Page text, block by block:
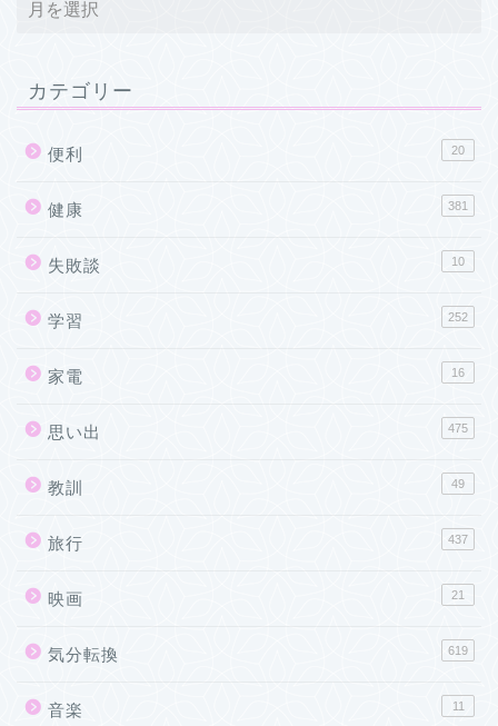
カテゴリー
便利 20
健康 381
失敗談 10
学習 252
家電 16
思い出 475
教訓 49
旅行 437
映画 21
気分転換 619
音楽 11